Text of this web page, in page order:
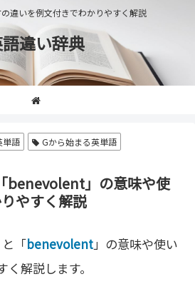
違いを例文付きでわかりやすく解説
違い辞典
単語 Gから始まる英単語
benevolent」の意味や使
やすく解説
「benevolent」の意味や使い
解説します。